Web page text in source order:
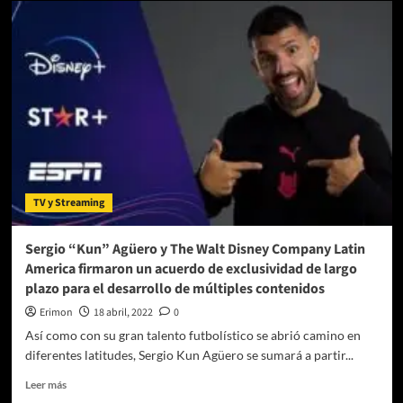
regresa
equipo
ESPN
TV y Streaming
Sergio “Kun” Agüero y The Walt Disney Company Latin
America firmaron un acuerdo de exclusividad de largo
plazo para el desarrollo de múltiples contenidos
Erimon 18 abril, 2022
0
Así como con su gran talento futbolístico se abrió camino en
diferentes latitudes, Sergio Kun Agüero se sumará a partir...
Leer másLeer